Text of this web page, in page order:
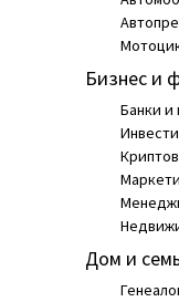
Бизнес и
Банки и
Дом и